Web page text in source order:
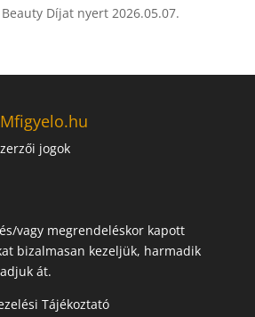
Díjat nyert 2026.05.07.
jogok
vagy megrendeléskor kapott
bizalmasan kezeljük, harmadik
át.
Tájékoztató